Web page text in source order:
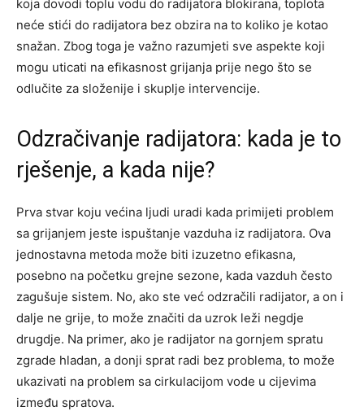
koja dovodi toplu vodu do radijatora blokirana, toplota
neće stići do radijatora bez obzira na to koliko je kotao
snažan. Zbog toga je važno razumjeti sve aspekte koji
mogu uticati na efikasnost grijanja prije nego što se
odlučite za složenije i skuplje intervencije.
Odzračivanje radijatora: kada je to
rješenje, a kada nije?
Prva stvar koju većina ljudi uradi kada primijeti problem
sa grijanjem jeste ispuštanje vazduha iz radijatora. Ova
jednostavna metoda može biti izuzetno efikasna,
posebno na početku grejne sezone, kada vazduh često
zagušuje sistem. No, ako ste već odzračili radijator, a on i
dalje ne grije, to može značiti da uzrok leži negdje
drugdje. Na primer, ako je radijator na gornjem spratu
zgrade hladan, a donji sprat radi bez problema, to može
ukazivati na problem sa cirkulacijom vode u cijevima
između spratova.